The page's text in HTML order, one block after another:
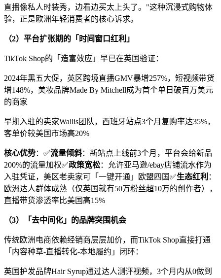
直播像私人时装秀，边看边买太上头了。 "这种沉浸式购物体
验，正是欧洲年轻消费者的核心诉求。
（2）平台扩张期的「时间窗口红利」
TikTok Shop的「造富效应」早已在英国验证：
2024年黑五大促，英区跨境直播GMV暴增257%，短视频带货
增148%，美妆品牌Made By Mitchell成为首个单日破百万美元
的商家
早期入驻的卖家Wallis团队，西班牙站点3个月复购率达35%，
客单价较美国市场高20%
核心优势：✅流量倾斜：新站点上线前3个月，平台会给新品
200%的流量加权✅政策宽松：允许亚马逊/ebay店铺流水作为
入驻凭证，美区老卖家可「一键开通」欧盟四国✅生态红利 ：
欧洲达人群体成熟（仅英国就有50万粉丝超10万的创作者），
直播带货渗透率比美国高15%
（3）「去中间化」的品牌突围机会
传统欧洲电商依赖经销商层层加价，而TikTok Shop直接打通
「内容种草-直播转化-本地履约」闭环：
英国护发品牌Hair Syrup通过达人测评视频， 3个月内从0做到